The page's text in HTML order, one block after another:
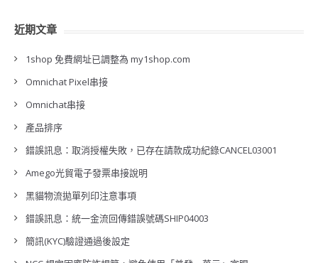
近期文章
1shop 免費網址已調整為 my1shop.com
Omnichat Pixel串接
Omnichat串接
產品排序
錯誤訊息：取消授權失敗，已存在請款成功紀錄CANCEL03001
Amego光貿電子發票串接說明
黑貓物流拋單列印注意事項
錯誤訊息：統一金流回傳錯誤號碼SHIP04003
簡訊(KYC)驗證通過後設定